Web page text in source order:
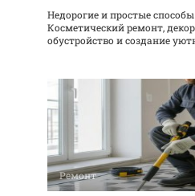
Недорогие и простые
Косметический ремонт,
обустройство и создание
Ремонт